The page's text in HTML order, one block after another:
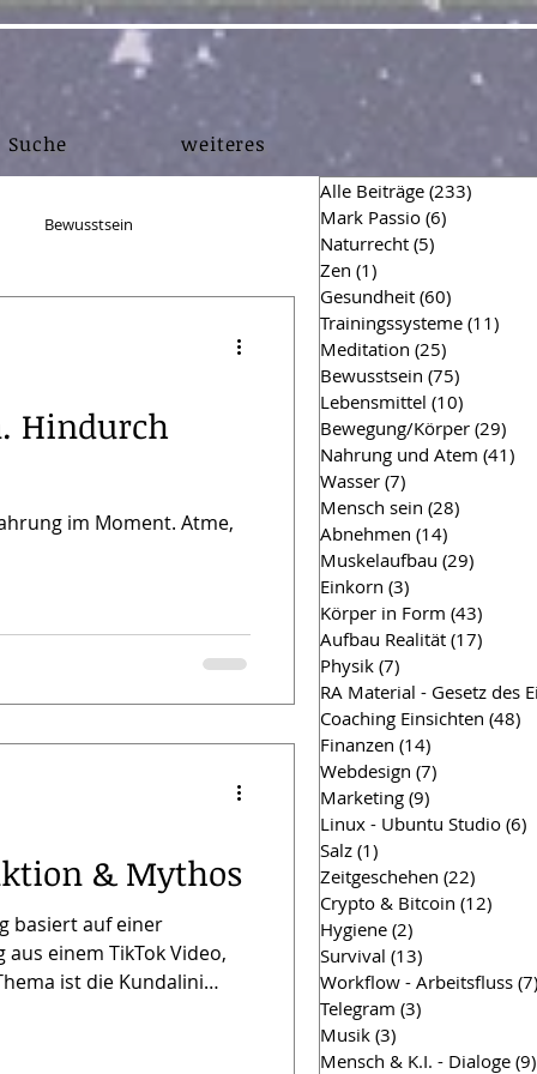
Suche weiteres
Bewusstsein
Einsichten Finanzen
Hygiene Survival
Hindurch
im Moment. Atme,
& Mythos
basiert auf einer
einem TikTok Video,
ist die Kundalini
Alle Beiträge (233)
Mark Passio (6)
Naturrecht (5)
Zen (1)
Gesundheit (60)
Trainingssysteme (11)
Meditation (25)
Bewusstsein (75)
Lebensmittel (10)
Bewegung/Körper (29)
Nahrung und Atem (41)
Wasser (7)
Mensch sein (28)
Abnehmen (14)
Muskelaufbau (29)
Einkorn (3)
Körper in Form (43)
Aufbau Realität (17)
Physik (7)
RA Material - Gesetz des
Coaching Einsichten (48)
Finanzen (14)
Webdesign (7)
Marketing (9)
Linux - Ubuntu Studio (6)
Salz (1)
Zeitgeschehen (22)
Crypto & Bitcoin (12)
Hygiene (2)
Survival (13)
Workflow - Arbeitsfluss (7)
Telegram (3)
Musik (3)
Mensch & K.I. - Dialoge (9)